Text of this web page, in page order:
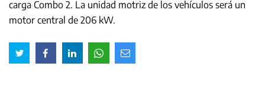
carga Combo 2. La unidad motriz de los vehículos será un
motor central de 206 kW.